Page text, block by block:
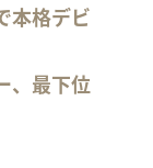
本格デビ
、最下位